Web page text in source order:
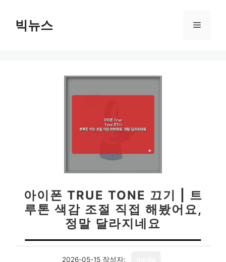
빅뉴스 메
아이폰 TRUE TONE 끄기 | 트
루톤 색감 조절 직접 해봤어요,
정말 달라지네요
2026-05-15 작성자: